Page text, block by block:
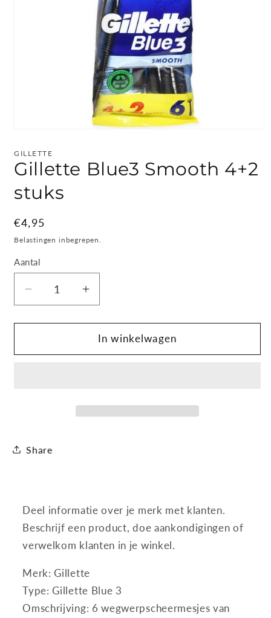
openen
modaal
GILLETTE
Gillette Blue3 Smooth 4+2
stuks
Normale
prijs
€4,95
Belastingen inbegrepen.
Aantal
Aantal
verlagen
voor
Blue3
Aantal
verhogen
voor
Gillette
Blue3
In winkelwagen
Share
Deel informatie over je merk met klanten.
Beschrijf een product, doe aankondigingen of
verwelkom klanten in je winkel.
Merk: Gillette
Type: Gillette Blue 3
Omschrijving: 6 wegwerpscheermesjes van